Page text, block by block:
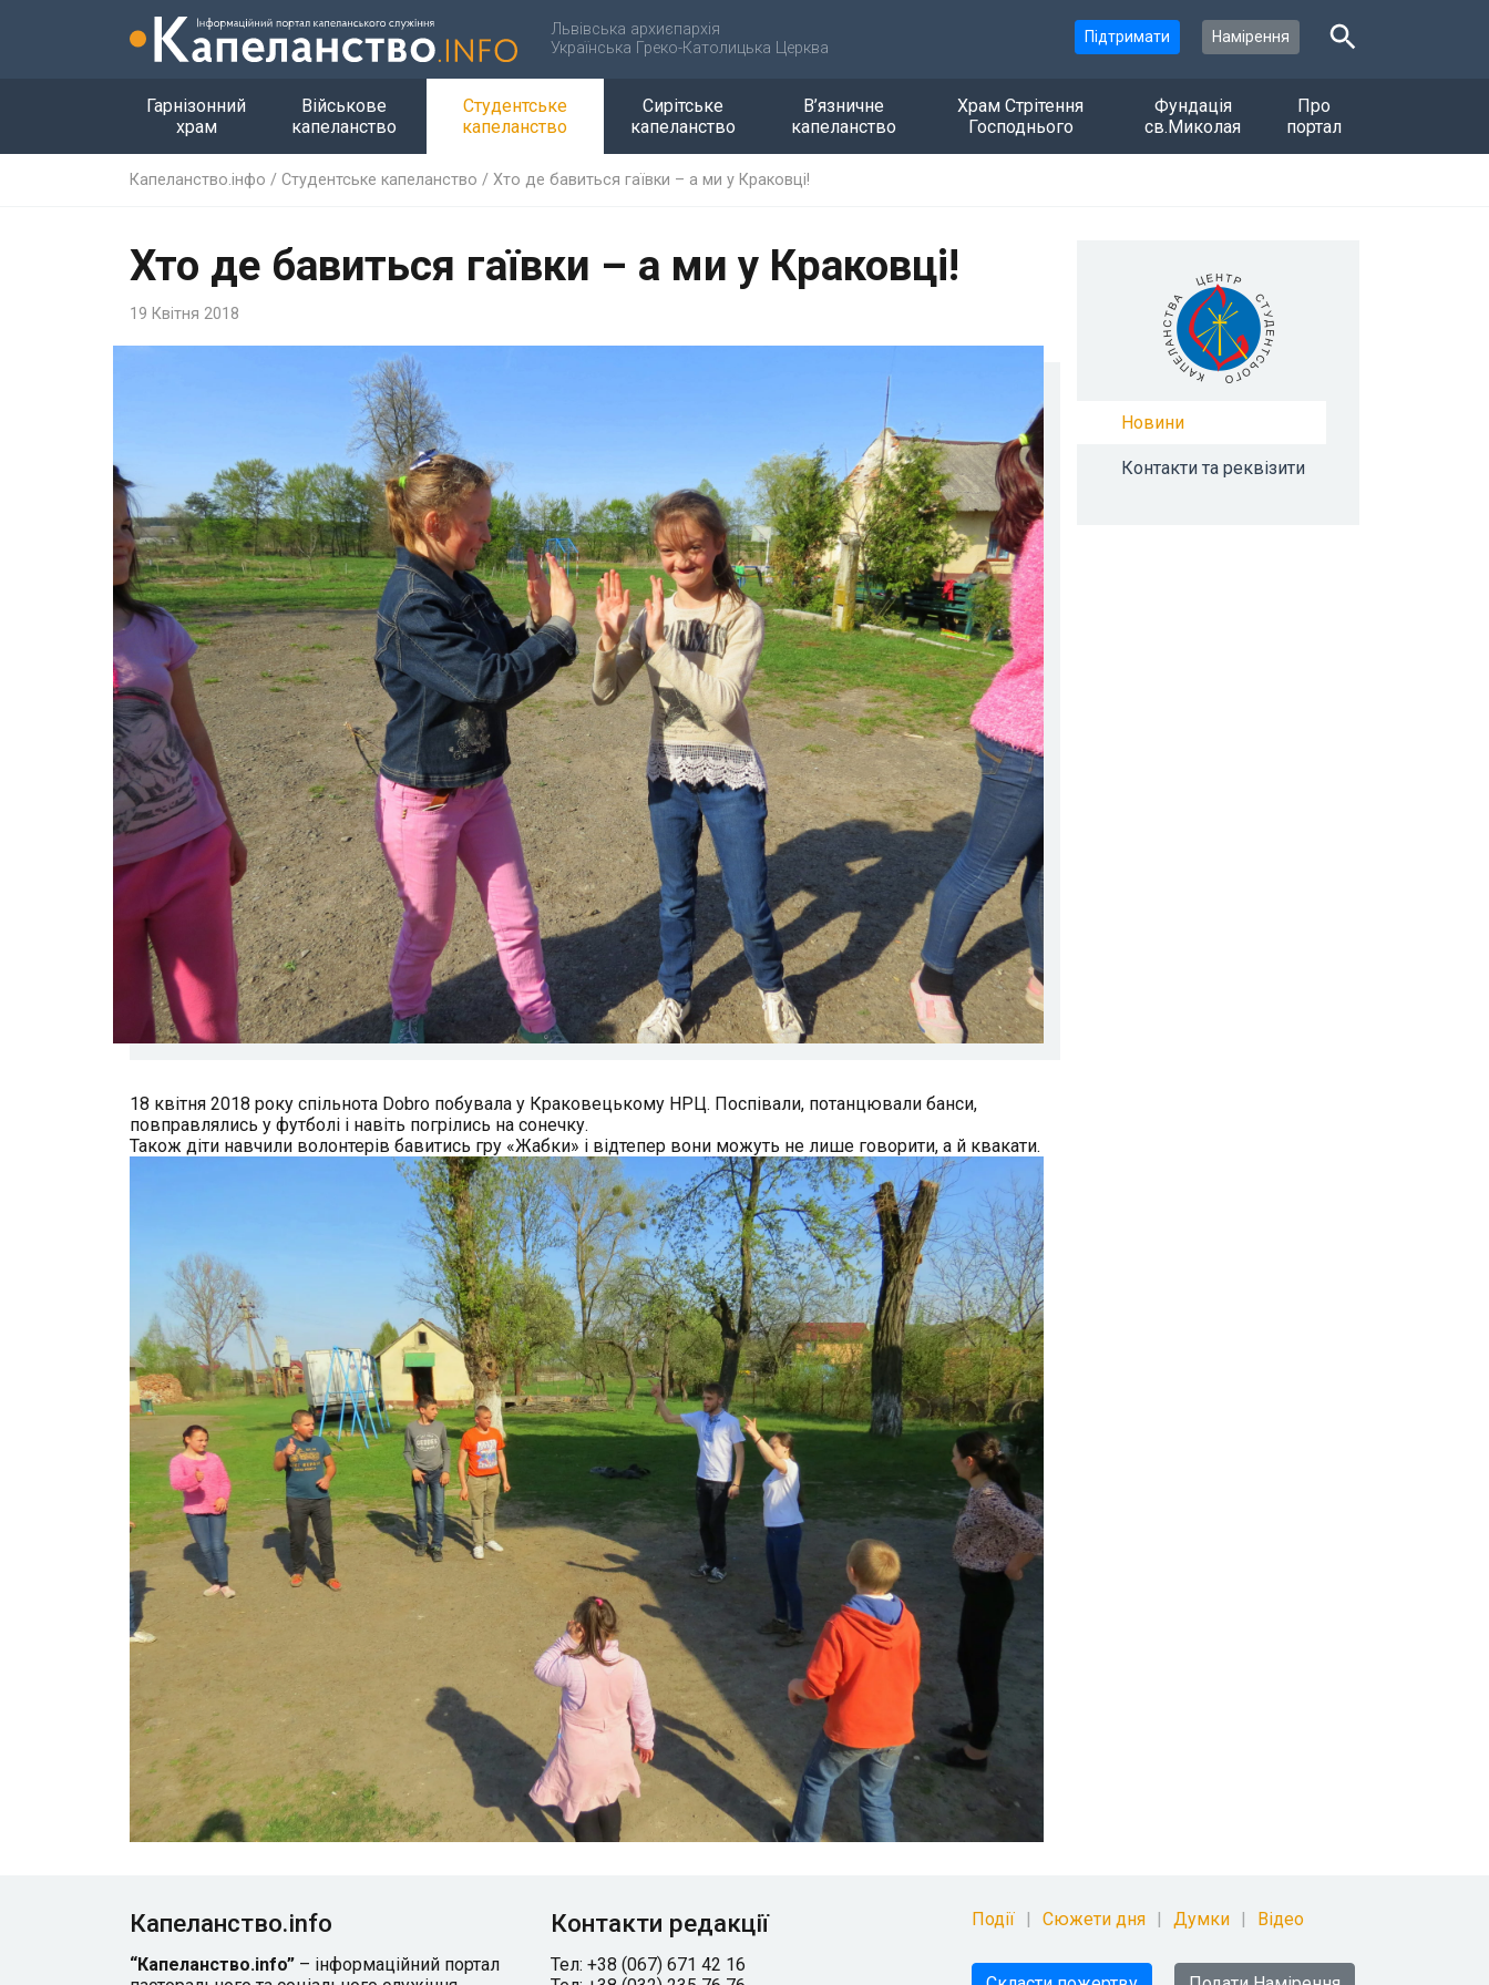
Львівська архиєпархія
Українська Греко-Католицька Церква
Підтримати Намірення
Гарнізонний
храм
Військове
капеланство
Студентське
капеланство
Сирітське
капеланство
В’язничне
капеланство
Храм Стрітення
Господнього
Фундація
св.Миколая
Про
портал
Капеланство.інфо / Студентське капеланство / Хто де бавиться гаївки – а ми у Краковці!
Хто де бавиться гаївки – а ми у Краковці!
19 Квітня 2018
18 квітня 2018 року спільнота Dobro побувала у Краковецькому НРЦ. Поспівали, потанцювали банси,
повправлялись у футболі і навіть погрілись на сонечку.
Також діти навчили волонтерів бавитись гру «Жабки» і відтепер вони можуть не лише говорити, а й квакати.
Новини
Контакти та реквізити
Капеланство.info
“Капеланство.info” – інформаційний портал
Контакти редакції
Тел: +38 (067) 671 42 16
Події Сюжети дня Думки Відео